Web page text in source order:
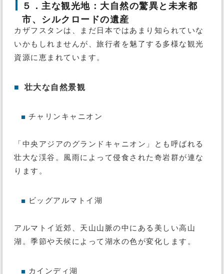
５．主な観光地：大自然の驚異と未来都
市、シルクロードの遺産
カザフスタンは、まだ日本ではあまり知られていな
いかもしれませんが、旅行者を魅了する多様な観光
資源に恵まれています。
■ 壮大な自然景観
■ チャリンキャニオン
「中央アジアのグランドキャニオン」とも呼ばれる
壮大な渓谷。風雨によって侵食された奇岩群が連な
ります。
■ ビッグアルマトイ湖
アルマトイ近郊、天山山脈の中にある美しい高山
湖。季節や天候によって湖水の色が変化します。
■ カインディ湖